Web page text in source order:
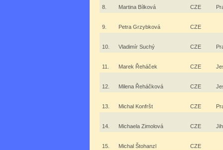
8. Martina Bílková CZE
9. Petra Grzybková CZE
10. Vladimír Suchý CZE
11. Marek Řeháček CZE
12. Milena Řeháčková CZE
13. Michal Konfršt CZE
14. Michaela Zimolová CZE
15. Michal Štohanzl CZE